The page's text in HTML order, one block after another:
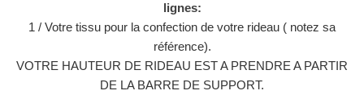
lignes:
1 / Votre tissu pour la confection de votre rideau ( notez sa
référence).
VOTRE HAUTEUR DE RIDEAU EST A PRENDRE A PARTIR
DE LA BARRE DE SUPPORT.